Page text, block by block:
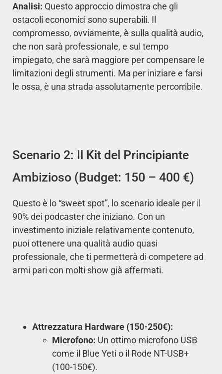
Analisi: Questo approccio dimostra che gli
ostacoli economici sono superabili. Il
compromesso, ovviamente, è sulla qualità audio,
che non sarà professionale, e sul tempo
impiegato, che sarà maggiore per compensare le
limitazioni degli strumenti. Ma per iniziare e farsi
le ossa, è una strada assolutamente percorribile.
Scenario 2: Il Kit del Principiante
Ambizioso (Budget: 150 – 400 €)
Questo è lo “sweet spot”, lo scenario ideale per il
90% dei podcaster che iniziano. Con un
investimento iniziale relativamente contenuto,
puoi ottenere una qualità audio quasi
professionale, che ti permetterà di competere ad
armi pari con molti show già affermati.
Attrezzatura Hardware (150-250€):
Microfono: Un ottimo microfono USB
come il Blue Yeti o il Rode NT-USB+
(100-150€).